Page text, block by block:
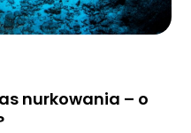
nurkowania – o